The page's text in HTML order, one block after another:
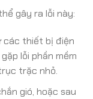
gây ra lỗi này:
các thiết bị điện
lỗi phần mềm
trặc nhỏ.
gió, hoặc sau